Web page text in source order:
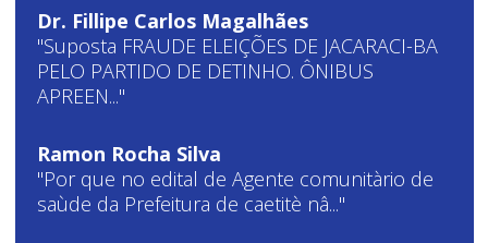
Dr. Fillipe Carlos Magalhães
"Suposta FRAUDE ELEIÇÕES DE JACARACI-BA
PELO PARTIDO DE DETINHO. ÔNIBUS
APREEN..."
Ramon Rocha Silva
"Por que no edital de Agente comunitàrio de
saùde da Prefeitura de caetitè nâ..."